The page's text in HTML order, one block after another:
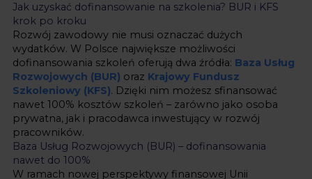
Jak uzyskać dofinansowanie na szkolenia? BUR i KFS
krok po kroku
Rozwój zawodowy nie musi oznaczać dużych
wydatków. W Polsce największe możliwości
dofinansowania szkoleń oferują dwa źródła: Baza Usług
Rozwojowych (BUR) oraz Krajowy Fundusz
Szkoleniowy (KFS). Dzięki nim możesz sfinansować
nawet 100% kosztów szkoleń – zarówno jako osoba
prywatna, jak i pracodawca inwestujący w rozwój
pracowników.
Baza Usług Rozwojowych (BUR) – dofinansowania
nawet do 100%
W ramach nowej perspektywy finansowej Unii